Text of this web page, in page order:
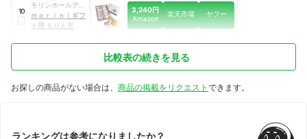
10
モリンホールディ
ングス
ｍｏｒｉｎ
ギフ
ト用 もりん至高の
せ 10個入
3,240円
Amazon
楽天市場 ヤフー
比較表の続きを見る
お探しの商品がない場合は、 商品の掲載をリクエスト できます。
ランキングは参考になりましたか？